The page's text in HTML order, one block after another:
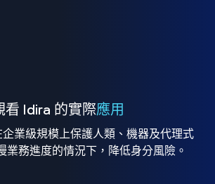
看 Idira 的實際應用
企業級規模上保護人類、機器及代理式
業務進度的情況下，降低身分風險。